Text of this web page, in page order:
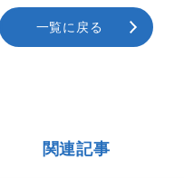
一覧に戻る
関連記事